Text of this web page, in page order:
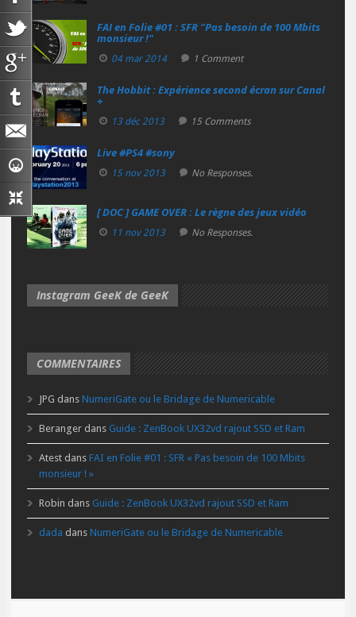
FAI en Folie #01 : SFR "Pas besoin de 100 Mbits
monsieur !"
04 mar 2014 1 Comment
The Hobbit : Expérience second écran sur Canal
+
13 déc 2013 15 Comments
Live #PS4 #sony
15 nov 2013 No Responses.
[ DOC ] GAME OVER : Le règne des jeux vidéo
11 nov 2013 No Responses.
Instagram GeeK de GeeK
COMMENTAIRES
JPG dans NumeriGate ou le Bridage de Numericable
Beranger dans Guide : ZenBook UX32vd rajout SSD et Ram
Atest dans FAI en Folie #01 : SFR « Pas besoin de 100 Mbits
monsieur ! »
Robin dans Guide : ZenBook UX32vd rajout SSD et Ram
dada dans NumeriGate ou le Bridage de Numericable